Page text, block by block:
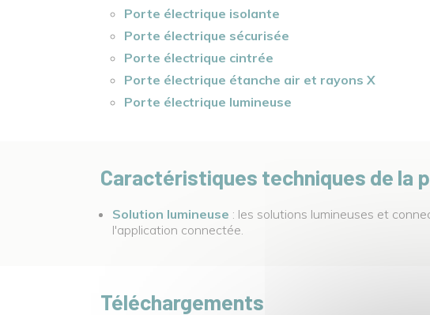
Porte électrique isolante
Porte électrique sécurisée
Porte électrique cintrée
Porte électrique étanche air et rayons X
Porte électrique lumineuse
Caractéristiques techniques de la
Solution lumineuse : les solutions lumineuses et
l'application connectée.
Téléchargements